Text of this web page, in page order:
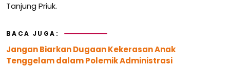
Tanjung Priuk.
BACA JUGA:
Jangan Biarkan Dugaan Kekerasan Anak
Tenggelam dalam Polemik Administrasi